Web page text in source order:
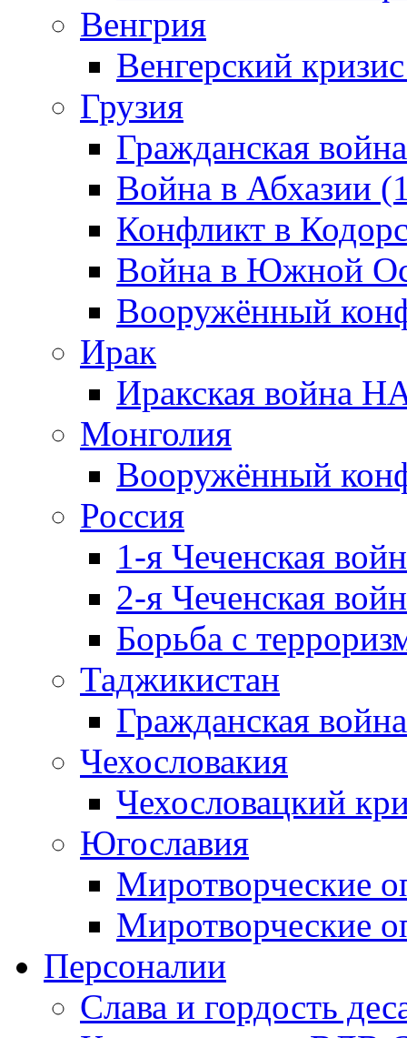
Венгрия
Венгерский
Грузия
Гражданская
Война в Абхазии
Конфликт в
Война в Южной
Вооружённый
Ирак
Иракская война
Монголия
Вооружённый
Россия
1-я Чеченская
2-я Чеченская
Борьба с
Таджикистан
Гражданская
Чехословакия
Чехословацкий
Югославия
Миротворческие
Миротворческие
Персоналии
Слава и гордость